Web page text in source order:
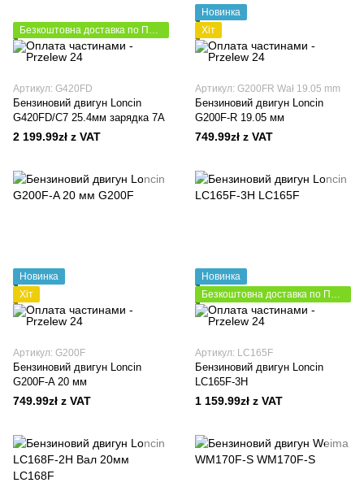
Безкоштовна доставка по Польщі
Артикул: G420FD
Бензиновий двигун Loncin
G420FD/C7 25.4мм зарядка 7А
2 199.99zł z VAT
Новинка
Хіт
Артикул: G200FR Wał 19.05 mm
Бензиновий двигун Loncin
G200F-R 19.05 мм
749.99zł z VAT
Новинка
Хіт
Артикул: G200F
Бензиновий двигун Loncin
G200F-A 20 мм
749.99zł z VAT
Новинка
Безкоштовна доставка по Польщі
Артикул: LC165F
Бензиновий двигун Loncin
LC165F-3H
1 159.99zł z VAT